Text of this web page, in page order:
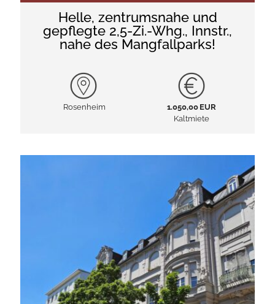
Helle, zentrumsnahe und
gepflegte 2,5-Zi.-Whg., Innstr.,
nahe des Mangfallparks!
Rosenheim
1.050,00 EUR
Kaltmiete